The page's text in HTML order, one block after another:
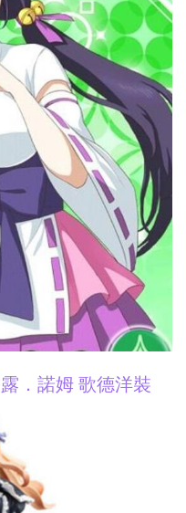
．諾姆 歌德洋裝